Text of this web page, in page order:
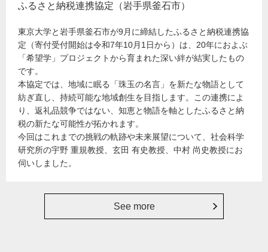
ふるさと納税連携協定（岩手県釜石市）
東京大学と岩手県釜石市が9月に締結したふるさと納税連携協
定（寄付受付開始は令和7年10月1日から）は、20年におよぶ
「希望学」プロジェクトから育まれた深い絆が結実したもの
です。
本協定では、地域に眠る「珠玉の名言」を新たな物語として
紡ぎ直し、持続可能な地域創生を目指します。この連携によ
り、返礼品競争ではない、知恵と物語を軸としたふるさと納
税の新たな可能性が拓かれます。
今回はこれまでの挑戦の軌跡や未来展望について、社会科学
研究所の宇野 重規教授、玄田 有史教授、中村 尚史教授にお
伺いしました。
See more